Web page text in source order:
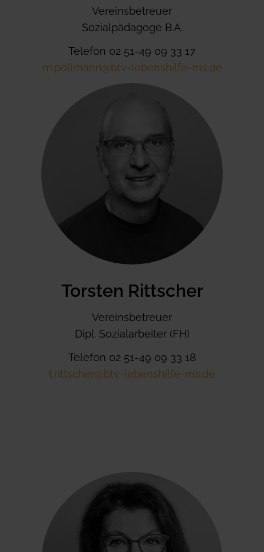
Vereinsbetreuer
Sozialpädagoge B.A.
Telefon 02 51-49 09 33 17
m.pollmann@btv-lebenshilfe-ms.de
Torsten Rittscher
Vereinsbetreuer
Dipl. Sozialarbeiter (FH)
Telefon 02 51-49 09 33 18
t.rittscher@btv-lebenshilfe-ms.de